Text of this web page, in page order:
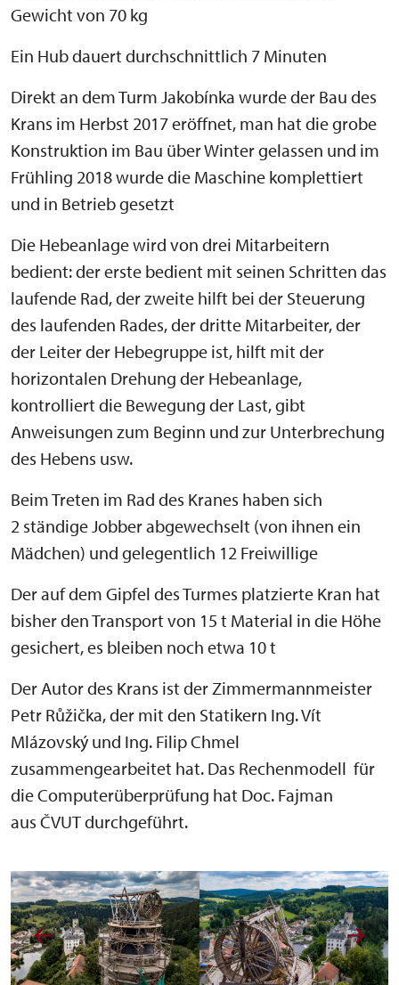
Gewicht von 70 kg
Ein Hub dauert durchschnittlich 7 Minuten
Direkt an dem Turm Jakobínka wurde der Bau des
Krans im Herbst 2017 eröffnet, man hat die grobe
Konstruktion im Bau über Winter gelassen und im
Frühling 2018 wurde die Maschine komplettiert
und in Betrieb gesetzt
Die Hebeanlage wird von drei Mitarbeitern
bedient: der erste bedient mit seinen Schritten das
laufende Rad, der zweite hilft bei der Steuerung
des laufenden Rades, der dritte Mitarbeiter, der
der Leiter der Hebegruppe ist, hilft mit der
horizontalen Drehung der Hebeanlage,
kontrolliert die Bewegung der Last, gibt
Anweisungen zum Beginn und zur Unterbrechung
des Hebens usw.
Beim Treten im Rad des Kranes haben sich
2 ständige Jobber abgewechselt (von ihnen ein
Mädchen) und gelegentlich 12 Freiwillige
Der auf dem Gipfel des Turmes platzierte Kran hat
bisher den Transport von 15 t Material in die Höhe
gesichert, es bleiben noch etwa 10 t
Der Autor des Krans ist der Zimmermannmeister
Petr Růžička, der mit den Statikern Ing. Vít
Mlázovský und Ing. Filip Chmel
zusammengearbeitet hat. Das Rechenmodell für
die Computerüberprüfung hat Doc. Fajman
aus ČVUT durchgeführt.